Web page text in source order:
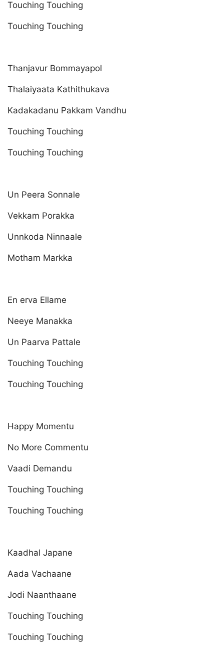
Touching Touching
Touching Touching
Thanjavur Bommayapol
Thalaiyaata Kathithukava
Kadakadanu Pakkam Vandhu
Touching Touching
Touching Touching
Un Peera Sonnale
Vekkam Porakka
Unnkoda Ninnaale
Motham Markka
En erva Ellame
Neeye Manakka
Un Paarva Pattale
Touching Touching
Touching Touching
Happy Momentu
No More Commentu
Vaadi Demandu
Touching Touching
Touching Touching
Kaadhal Japane
Aada Vachaane
Jodi Naanthaane
Touching Touching
Touching Touching